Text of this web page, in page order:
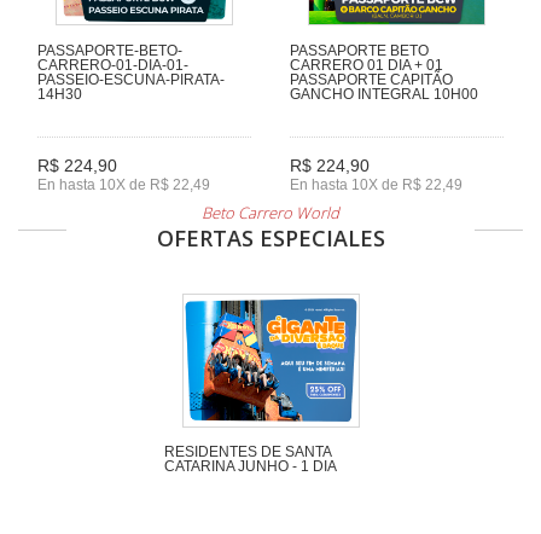
PASSAPORTE-BETO-
CARRERO-01-DIA-01-
PASSEIO-ESCUNA-PIRATA-
14H30
R$ 224,90
En hasta 10X de R$ 22,49
PASSAPORTE BETO
CARRERO 01 DIA + 01
PASSAPORTE CAPITÃO
GANCHO INTEGRAL 10H00
R$ 224,90
En hasta 10X de R$ 22,49
Beto Carrero World
OFERTAS ESPECIALES
RESIDENTES DE SANTA
CATARINA JUNHO - 1 DIA